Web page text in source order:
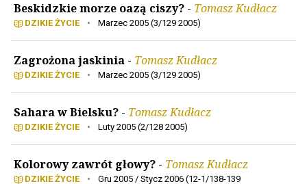
Beskidzkie morze oazą ciszy? - Tomasz Kudłacz
DZIKIE ŻYCIE • Marzec 2005 (3/129 2005)
Zagrożona jaskinia - Tomasz Kudłacz
DZIKIE ŻYCIE • Marzec 2005 (3/129 2005)
Sahara w Bielsku? - Tomasz Kudłacz
DZIKIE ŻYCIE • Luty 2005 (2/128 2005)
Kolorowy zawrót głowy? - Tomasz Kudłacz
DZIKIE ŻYCIE •
Gru 2005 / Stycz 2006 (12-1/138-139